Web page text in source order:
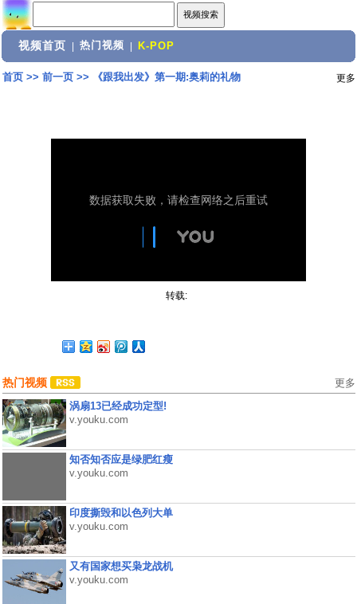
视频首页 热门视频 K-POP
首页>> 前一页>> 《跟我出发》第一期:奥莉的礼物 更多
转载:
热门视频 更多
涡扇13已经成功定型!
v.youku.com
知否知否应是绿肥红瘦
v.youku.com
印度撕毁和以色列大单
v.youku.com
又有国家想买枭龙战机
v.youku.com